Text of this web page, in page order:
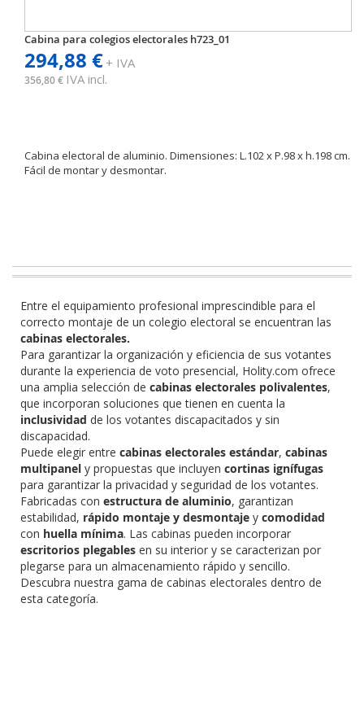
Cabina para colegios electorales h723_01
294,88 €+ IVA
356,80 € IVA incl.
Cabina electoral de aluminio. Dimensiones: L.102 x P.98 x h.198 cm.
Fácil de montar y desmontar.
Entre el equipamiento profesional imprescindible para el
correcto montaje de un colegio electoral se encuentran las
cabinas electorales.
Para garantizar la organización y eficiencia de sus votantes
durante la experiencia de voto presencial, Holity.com ofrece
una amplia selección de cabinas electorales polivalentes,
que incorporan soluciones que tienen en cuenta la
inclusividad de los votantes discapacitados y sin
discapacidad.
Puede elegir entre cabinas electorales estándar, cabinas
multipanel y propuestas que incluyen cortinas ignífugas
para garantizar la privacidad y seguridad de los votantes.
Fabricadas con estructura de aluminio, garantizan
estabilidad, rápido montaje y desmontaje y comodidad
con huella mínima. Las cabinas pueden incorporar
escritorios plegables en su interior y se caracterizan por
plegarse para un almacenamiento rápido y sencillo.
Descubra nuestra gama de cabinas electorales dentro de
esta categoría.